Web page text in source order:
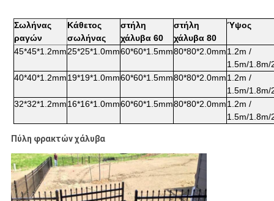
Σωλήνας
ραγών
Κάθετος
σωλήνας
στήλη
χάλυβα 60
στήλη
χάλυβα 80
Ύψος
45*45*1.2mm25*25*1.0mm60*60*1.5mm80*80*2.0mm1.2m /
1.5m/1.8m/
40*40*1.2mm19*19*1.0mm60*60*1.5mm80*80*2.0mm1.2m /
1.5m/1.8m/
32*32*1.2mm16*16*1.0mm60*60*1.5mm80*80*2.0mm1.2m /
1.5m/1.8m/
Πύλη φρακτών χάλυβα